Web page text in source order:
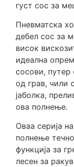
густ сос за
Пневматска
дебел сос за
висок
идеална
сосови, путер
од грав, чили
јаболка,
ова полнење.
Оваа серија
полнење
функција за
лесен за